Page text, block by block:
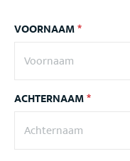
VOORNAAM*
ACHTERNAAM*